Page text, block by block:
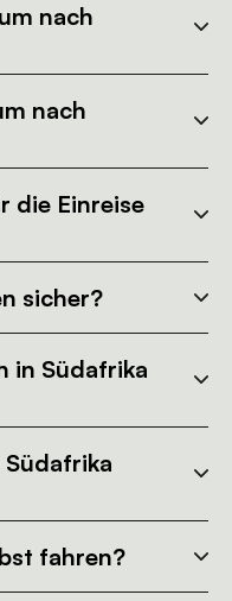
nach
nach
die Einreise
sicher?
in Südafrika
fahren?